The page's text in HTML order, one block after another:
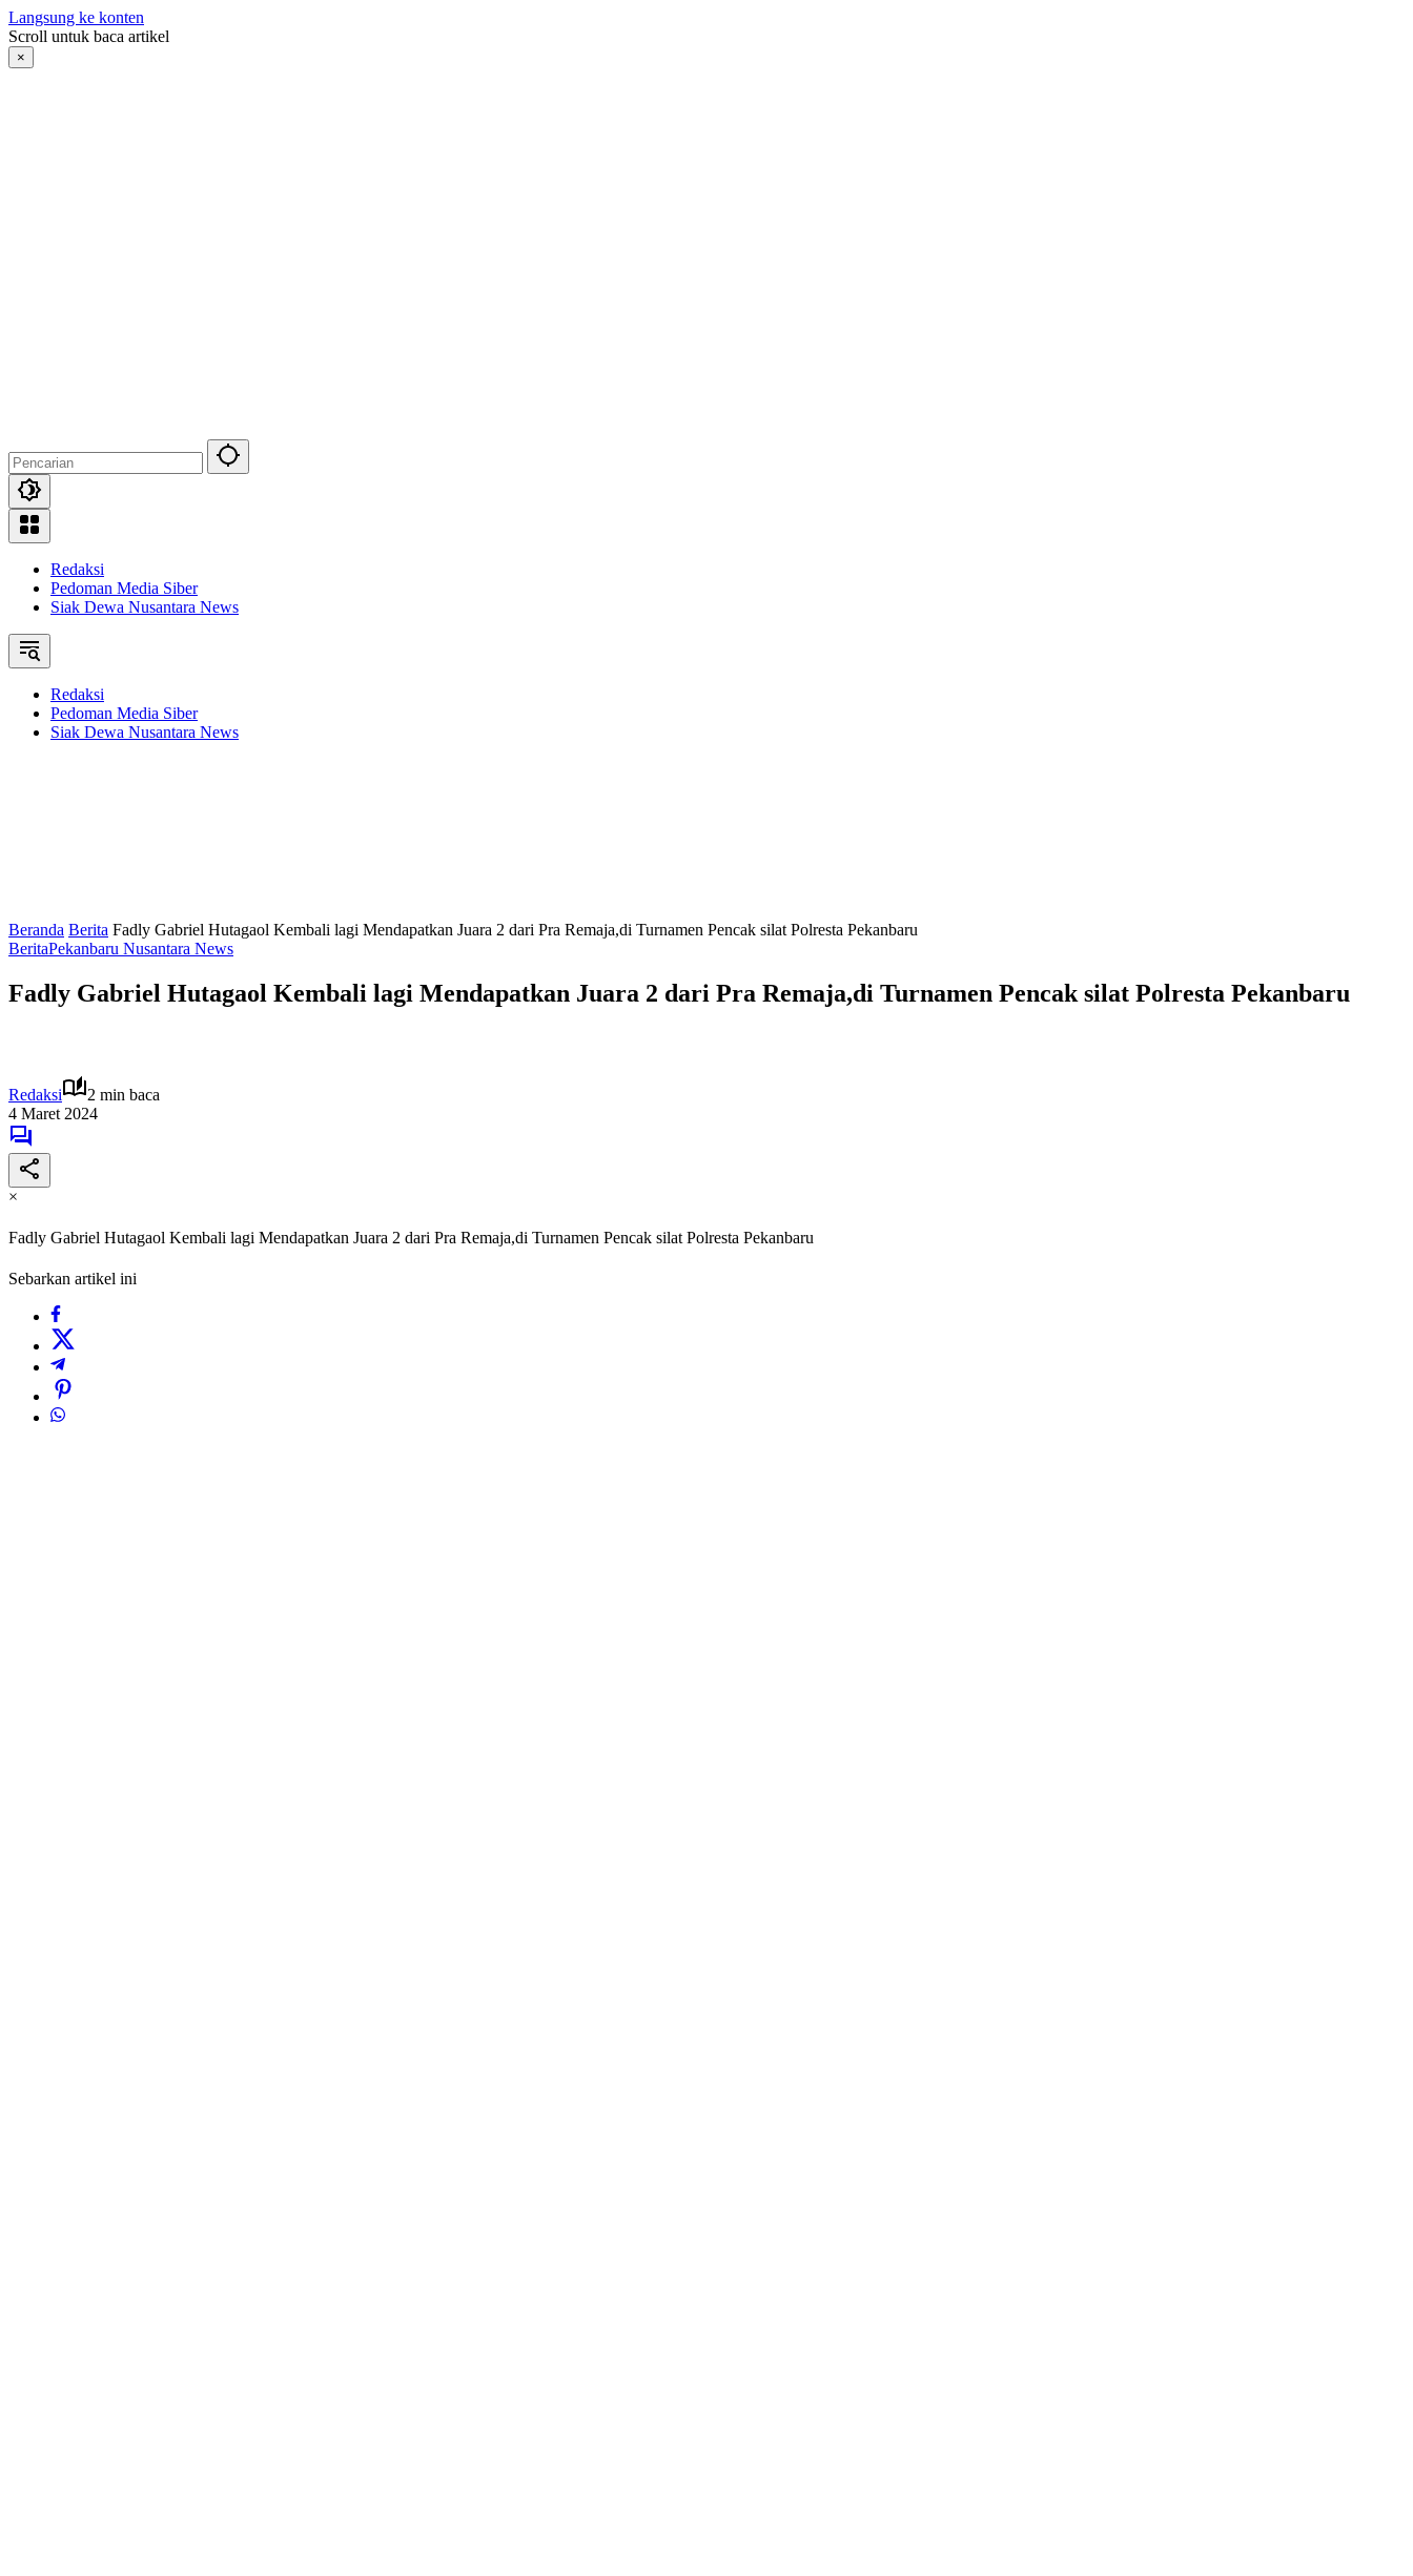
Langsung ke konten
Scroll untuk baca artikel
×
Redaksi
Pedoman Media Siber
Siak Dewa Nusantara News
Redaksi
Pedoman Media Siber
Siak Dewa Nusantara News
Beranda Berita Fadly Gabriel Hutagaol Kembali lagi Mendapatkan Juara 2 dari Pra Remaja,di Turnamen Pencak silat Polresta Pekanbaru
BeritaPekanbaru Nusantara News
Fadly Gabriel Hutagaol Kembali lagi Mendapatkan Juara 2 dari Pra Remaja,di Turnamen Pencak silat Polresta Pekanbaru
Redaksi
2 min baca
4 Maret 2024
×
Fadly Gabriel Hutagaol Kembali lagi Mendapatkan Juara 2 dari Pra Remaja,di Turnamen Pencak silat Polresta Pekanbaru
Sebarkan artikel ini